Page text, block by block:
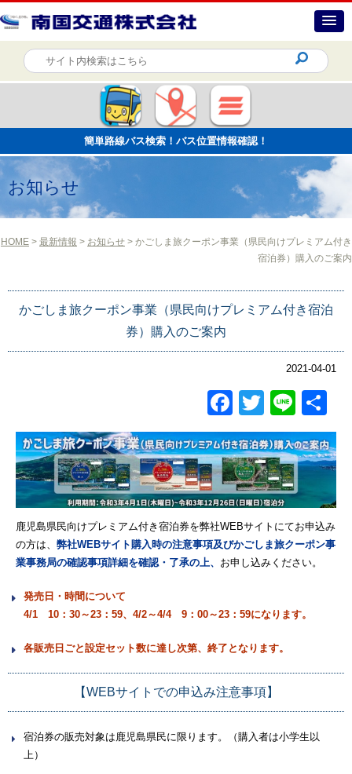
簡単路線バス検索！バス位置情報確認！
お知らせ
HOME > 最新情報 > お知らせ > かごしま旅クーポン事業（県民向けプレミアム付き
宿泊券）購入のご案内
かごしま旅クーポン事業（県民向けプレミアム付き宿泊
券）購入のご案内
2021-04-01
Facebook
Twitter
Line
有
鹿児島県民向けプレミアム付き宿泊券を弊社WEBサイトにてお申込み
の方は、 弊社WEBサイト購入時の注意事項及びかごしま旅クーポン事
業事務局の確認事項詳細を確認・了承の上、 お申し込みください。
発売日・時間について
4/1 10：30～23：59、4/2～4/4 9：00～23：59になります。
各販売日ごと設定セット数に達し次第、終了となります。
【WEBサイトでの申込み注意事項】
宿泊券の販売対象は鹿児島県民に限ります。（購入者は小学生以
上）